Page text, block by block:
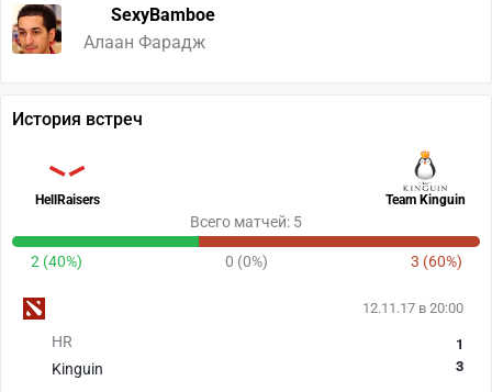
SexyBamboe
Алаан Фарадж
История встреч
HellRaisers Team Kinguin
Всего матчей: 5
2 (40%) 0 (0%) 3 (60%)
12.11.17 в 20:00
HR
Kinguin
1
3